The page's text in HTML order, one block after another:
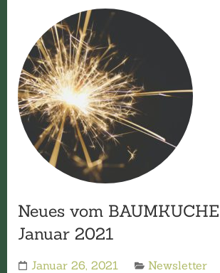
Neues vom
Januar 2021
Januar 26, 2021 Newsletter